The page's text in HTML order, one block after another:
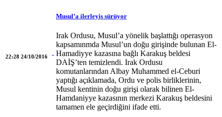
22:28 24/10/2016
Musul’a ilerleyiş sürüyor
Irak Ordusu, Musul’a yönelik başlattığı operasyon
kapsamınmda Musul’un doğu girişinde bulunan El-
Hamadiyye kazasına bağlı Karakuş beldesi
DAİŞ’ten temizlendi. Irak Ordusu
komutanlarından Albay Muhammed el-Ceburi
yaptığı açıklamada, Ordu ve polis birliklerinin,
Musul kentinin doğu girişi olarak bilinen El-
Hamdaniyye kazasının merkezi Karakuş beldesini
tamamen ele geçirdiğini ifade etti.